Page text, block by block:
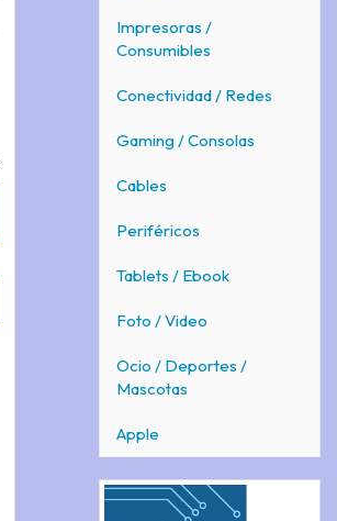
Impresoras /
Consumibles
Conectividad / Redes
Gaming / Consolas
Cables
Periféricos
Tablets / Ebook
Foto / Video
Ocio / Deportes /
Mascotas
Apple